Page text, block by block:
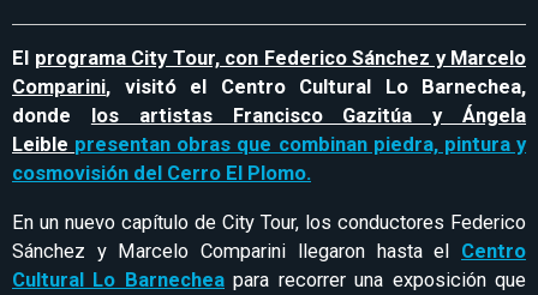
El programa City Tour, con Federico Sánchez y Marcelo
Comparini, visitó el Centro Cultural Lo Barnechea,
donde
los artistas Francisco Gazitúa y Ángela
Leible presentan obras que combinan piedra, pintura y
cosmovisión del Cerro El Plomo.
En un nuevo capítulo de City Tour, los conductores Federico
Sánchez y Marcelo Comparini llegaron hasta el Centro
Cultural Lo Barnecheapara recorrer una exposición que